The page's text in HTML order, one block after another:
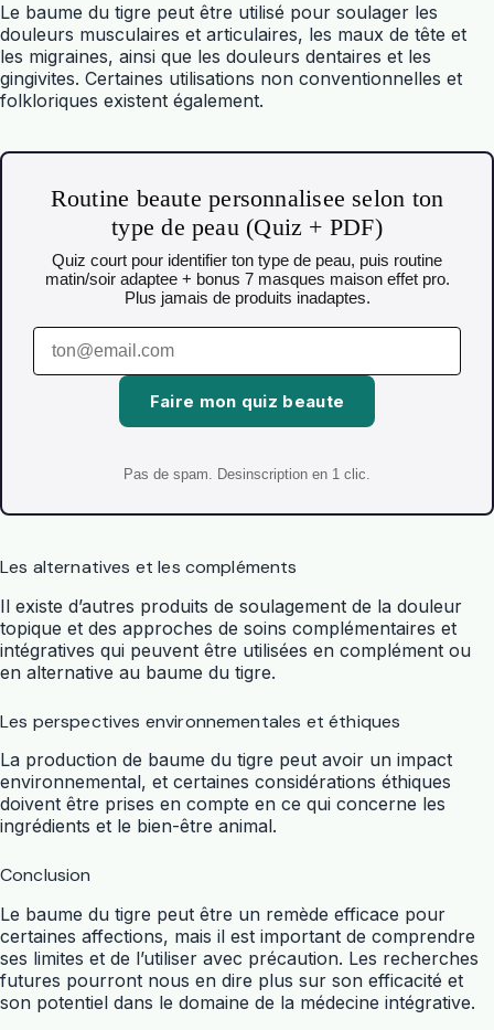
Le baume du tigre peut être utilisé pour soulager les
douleurs musculaires et articulaires, les maux de tête et
les migraines, ainsi que les douleurs dentaires et les
gingivites. Certaines utilisations non conventionnelles et
folkloriques existent également.
Routine beaute personnalisee selon ton
type de peau (Quiz + PDF)
Quiz court pour identifier ton type de peau, puis routine
matin/soir adaptee + bonus 7 masques maison effet pro.
Plus jamais de produits inadaptes.
Faire mon quiz beaute
Pas de spam. Desinscription en 1 clic.
Les alternatives et les compléments
Il existe d’autres produits de soulagement de la douleur
topique et des approches de soins complémentaires et
intégratives qui peuvent être utilisées en complément ou
en alternative au baume du tigre.
Les perspectives environnementales et éthiques
La production de baume du tigre peut avoir un impact
environnemental, et certaines considérations éthiques
doivent être prises en compte en ce qui concerne les
ingrédients et le bien-être animal.
Conclusion
Le baume du tigre peut être un remède efficace pour
certaines affections, mais il est important de comprendre
ses limites et de l’utiliser avec précaution. Les recherches
futures pourront nous en dire plus sur son efficacité et
son potentiel dans le domaine de la médecine intégrative.